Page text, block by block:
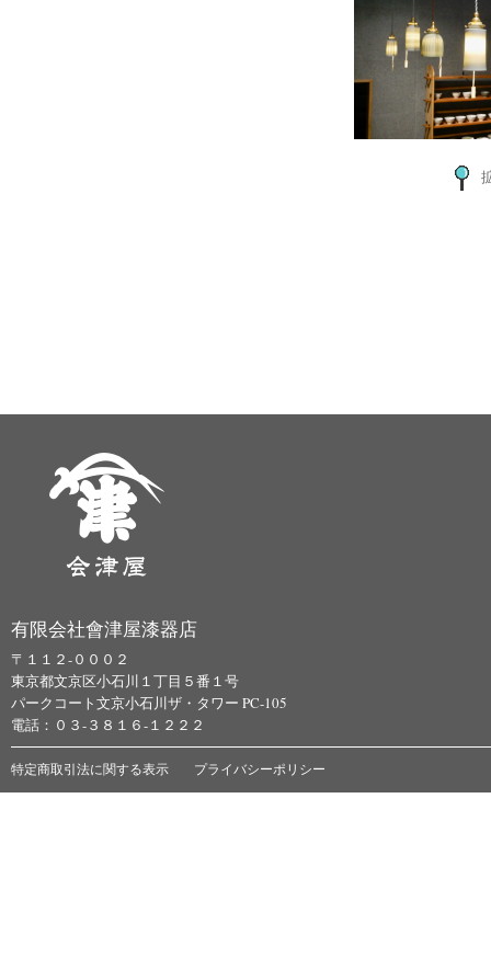
有限会社會津屋漆器店
〒１１２-０００２
東京都文京区小石川１丁目５番１号
パークコート文京小石川ザ・タワー PC-105
電話：０３-３８１６-１２２２
特定商取引法に関する表示 プライバシーポリシー